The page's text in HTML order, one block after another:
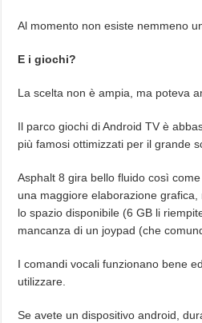
Al momento non esiste nemmeno
E i giochi?
La scelta non è ampia, ma poteva
Il parco giochi di Android TV è
più famosi ottimizzati per il grande
Asphalt 8 gira bello fluido così
una maggiore elaborazione
lo spazio disponibile (6 GB li
mancanza di un joypad (che
I comandi vocali funzionano bene
utilizzare.
Se avete un dispositivo android,